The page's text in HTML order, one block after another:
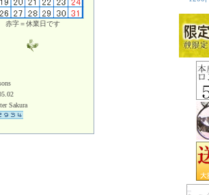
赤字＝休業日です
Sakura